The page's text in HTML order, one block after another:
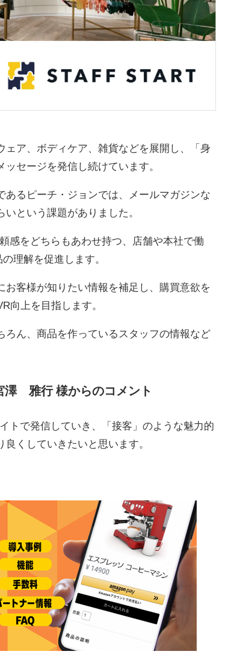
ア、ボディケア、雑貨などを展開し、「身
セージを発信し続けています。
るピーチ・ジョンでは、メールマガジンな
という課題がありました。
感をどちらもあわせ持つ、店舗や本社で働
理解を促進します。
客様が知りたい情報を補足し、購買意欲を
向上を目指します。
ろん、商品を作っているスタッフの情報など
雅行 様からのコメント
トで発信していき、「接客」のような魅力的
くしていきたいと思います。